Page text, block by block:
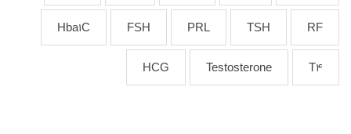
RF
TSH
PRL
FSH
Hba1C
T4
Testosterone
HCG